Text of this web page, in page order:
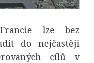
lze bez
do nejčastěji
cílů v